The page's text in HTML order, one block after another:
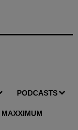
PODCASTS
MAXXIMUM